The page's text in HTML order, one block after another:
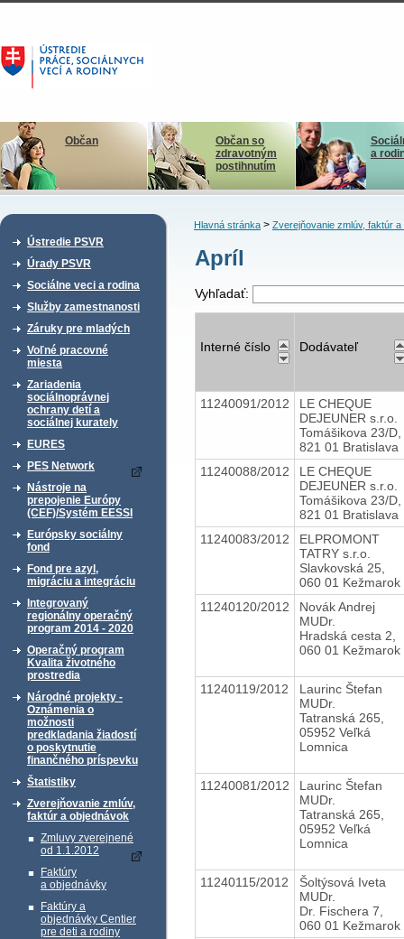
Občan
Občan so
zdravotným
postihnutím
a
Ústredie PSVR
Úrady PSVR
Sociálne veci a rodina
Služby zamestnanosti
Záruky pre mladých
Voľné pracovné
miesta
Zariadenia
sociálnoprávnej
ochrany detí a
sociálnej kurately
EURES
PES Network
Nástroje na
prepojenie Európy
(CEF)/Systém EESSI
Európsky sociálny
fond
Fond pre azyl,
migráciu a integráciu
Integrovaný
regionálny operačný
program 2014 - 2020
Operačný program
Kvalita životného
prostredia
Národné projekty -
Oznámenia o
možnosti
predkladania žiadostí
o poskytnutie
finančného príspevku
Štatistiky
Zverejňovanie zmlúv,
faktúr a objednávok
Zmluvy zverejnené
od 1.1.2012
Faktúry
a objednávky
Faktúry a
objednávky Centier
pre deti a rodiny
Hlavná stránka> Zverejňovanie zmlúv, faktúr a
Apríl
Vyhľadať:
Interné číslo Dodávateľ
11240091/2012
LE CHEQUE
DEJEUNER s.r.o.
Tomášikova 23/D,
821 01 Bratislava
11240088/2012
LE CHEQUE
DEJEUNER s.r.o.
Tomášikova 23/D,
821 01 Bratislava
11240083/2012
ELPROMONT
TATRY s.r.o.
Slavkovská 25,
060 01 Kežmarok
11240120/2012
Novák Andrej
MUDr.
Hradská cesta 2,
060 01 Kežmarok
11240119/2012
Laurinc Štefan
MUDr.
Tatranská 265,
05952 Veľká
Lomnica
11240081/2012
Laurinc Štefan
MUDr.
Tatranská 265,
05952 Veľká
Lomnica
11240115/2012
Šoltýsová Iveta
MUDr.
Dr. Fischera 7,
060 01 Kežmarok